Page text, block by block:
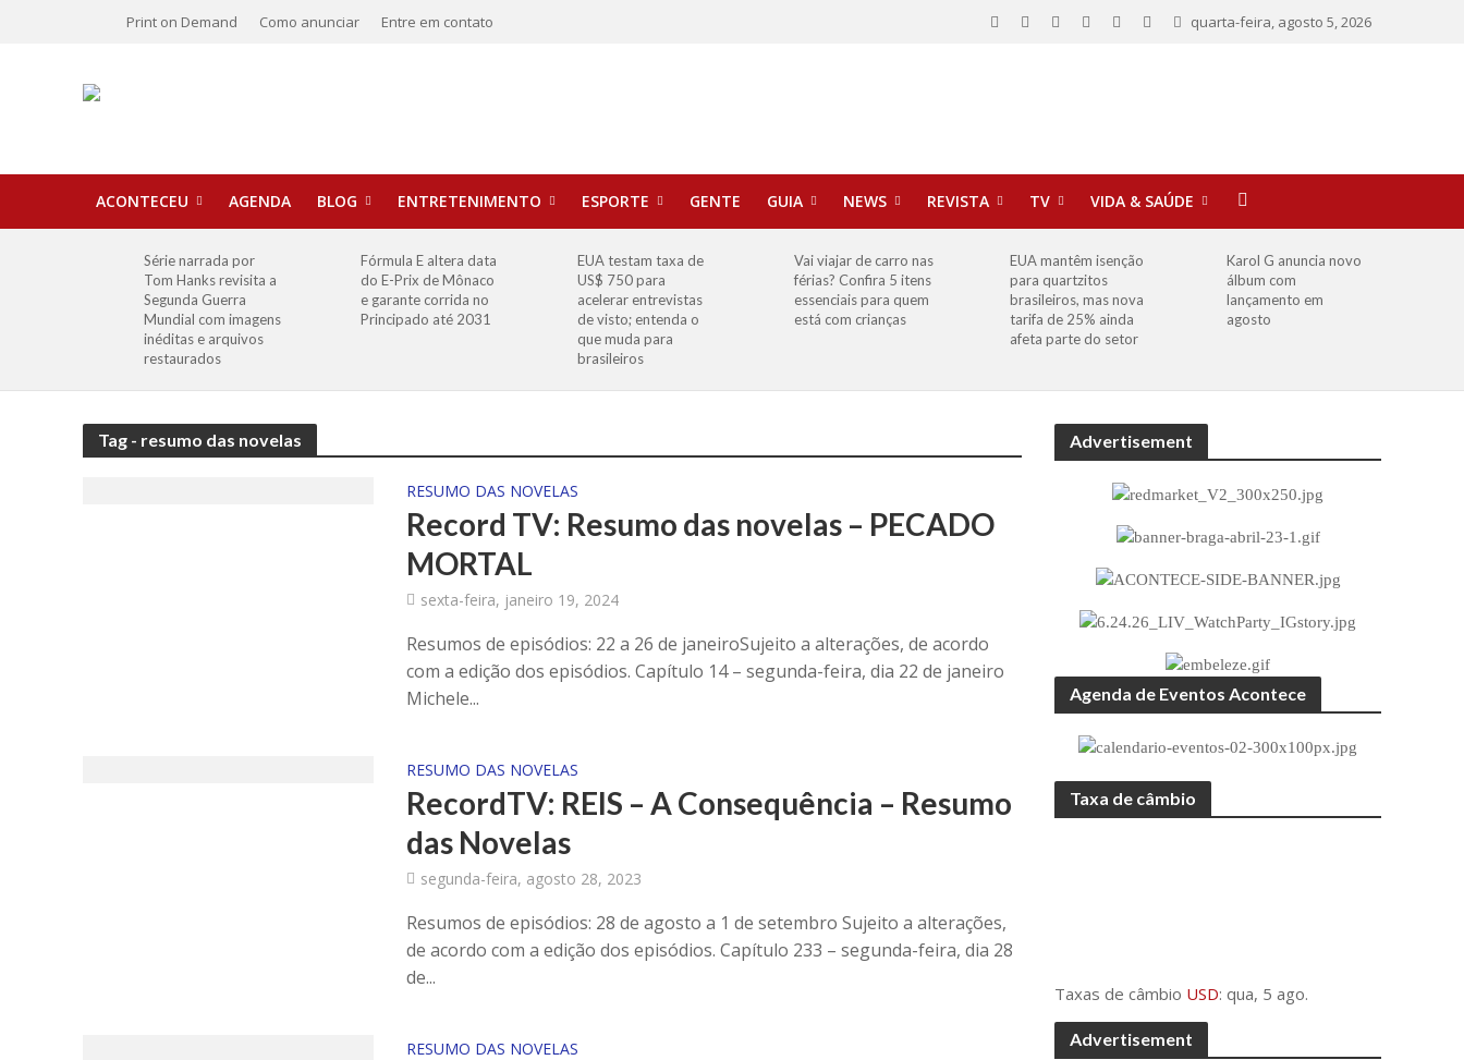
Print on Demand Como anunciar Entre em contato quarta-feira, agosto 5, 2026
ACONTECEU AGENDA BLOG ENTRETENIMENTO ESPORTE GENTE GUIA NEWS REVISTA TV VIDA & SAÚDE
Série narrada por
Tom Hanks revisita a
Segunda Guerra
Mundial com imagens
inéditas e arquivos
restaurados
Fórmula E altera data
do E-Prix de Mônaco
e garante corrida no
Principado até 2031
EUA testam taxa de
US$ 750 para
acelerar entrevistas
de visto; entenda o
que muda para
brasileiros
Vai viajar de carro nas
férias? Confira 5 itens
essenciais para quem
está com crianças
EUA mantêm isenção
para quartzitos
brasileiros, mas nova
tarifa de 25% ainda
afeta parte do setor
Karol G anuncia novo
álbum com
lançamento em
agosto
Tag - resumo das novelas
RESUMO DAS NOVELAS
Record TV: Resumo das novelas – PECADO
MORTAL
sexta-feira, janeiro 19, 2024
Resumos de episódios: 22 a 26 de janeiroSujeito a alterações, de acordo
com a edição dos episódios. Capítulo 14 – segunda-feira, dia 22 de janeiro
Michele...
RESUMO DAS NOVELAS
RecordTV: REIS – A Consequência – Resumo
das Novelas
segunda-feira, agosto 28, 2023
Resumos de episódios: 28 de agosto a 1 de setembro Sujeito a alterações,
de acordo com a edição dos episódios. Capítulo 233 – segunda-feira, dia 28
de...
RESUMO DAS NOVELAS
Advertisement
Agenda de Eventos Acontece
Taxa de câmbio
Taxas de câmbio USD: qua, 5 ago.
Advertisement